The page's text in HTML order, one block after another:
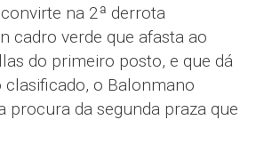
na 2ª derrota
cadro verde que afasta ao
do primeiro posto, e que dá
clasificado, o Balonmano
procura da segunda praza que